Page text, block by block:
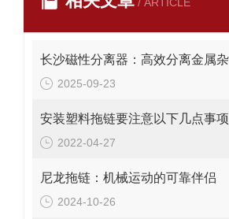
2025-09-23
安装塑料拖链要注意以下几点事项
2022-04-27
尼龙拖链：机械运动的可靠伴侣
2024-10-26